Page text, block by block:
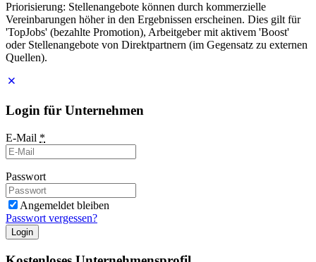
Priorisierung: Stellenangebote können durch kommerzielle
Vereinbarungen höher in den Ergebnissen erscheinen. Dies gilt für
'TopJobs' (bezahlte Promotion), Arbeitgeber mit aktivem 'Boost'
oder Stellenangebote von Direktpartnern (im Gegensatz zu externen
Quellen).
Login für Unternehmen
E-Mail *
Passwort
Angemeldet bleiben
Passwort vergessen?
Login